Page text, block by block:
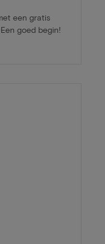
een gratis
goed begin!